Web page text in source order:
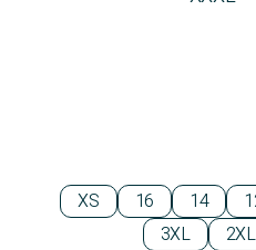
14
16
XS
2XL
3XL